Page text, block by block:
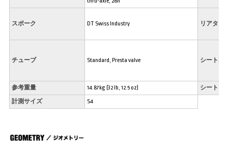
スポーク DT Swiss Industry リアタイ
チューブ Standard, Presta valve シートポ
参考重量 14.87kg (32 lb, 12.5 oz) シートク
計測サイズ S4